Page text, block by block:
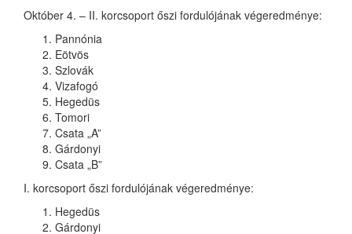
Október 4. – II. korcsoport őszi fordulójának végeredménye:
Pannónia
Eötvös
Szlovák
Vizafogó
Hegedüs
Tomori
Csata „A”
Gárdonyi
Csata „B”
I. korcsoport őszi fordulójának végeredménye:
Hegedüs
Gárdonyi